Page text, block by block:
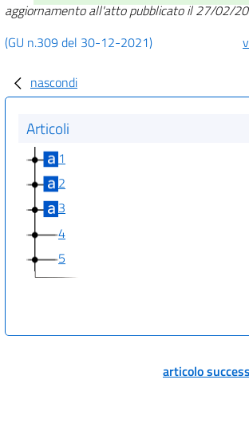
aggiornamento all'atto pubblicato il 27/02/
(GU n.309 del 30-12-2021)
nascondi
Articoli
1
2
3
4
5
articolo